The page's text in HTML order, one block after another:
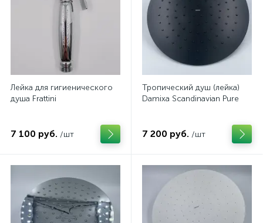
Лейка для гигиенического
душа Frattini
7 100 руб. /шт
Тропический душ (лейка)
Damixa Scandinavian Pure
7 200 руб. /шт